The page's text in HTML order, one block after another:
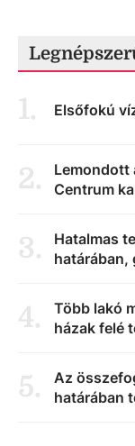
1. Elsőfokú
2.
Lemondott
Centrum
3.
Hatalmas
határában,
4.
Több lakó
házak felé
5.
Az
határában